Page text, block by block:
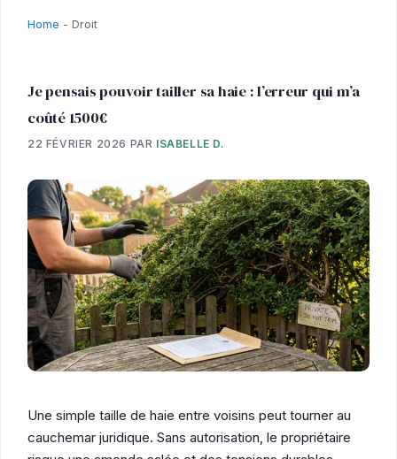
Home - Droit
Je pensais pouvoir tailler sa haie : l’erreur qui m’a
coûté 1500€
22 FÉVRIER 2026 PAR ISABELLE D.
Une simple taille de haie entre voisins peut tourner au
cauchemar juridique. Sans autorisation, le propriétaire